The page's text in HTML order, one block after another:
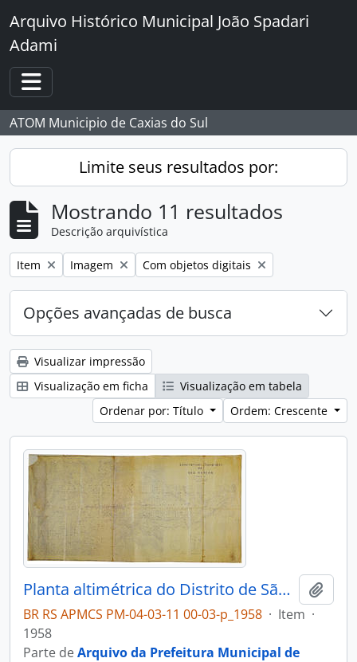
Skip to main content
Arquivo Histórico Municipal João Spadari
Adami
Toggle navigation
ATOM Municipio de Caxias do Sul
Limite seus resultados por:
Mostrando 11 resultados
Descrição arquivística
Remover filtro:
Item Remover filtro:
Imagem Remover filtro:
Com objetos digitais
Opções avançadas de busca
Visualizar impressão
Visualização em ficha
Visualização em tabela
Ordenar por: Título
Ordem: Crescente
Planta altimétrica do Distrito de São Marcos
BR RS APMCS PM-04-03-11 00-03-p_1958 · Item ·
1958
Parte deArquivo da Prefeitura Municipal de